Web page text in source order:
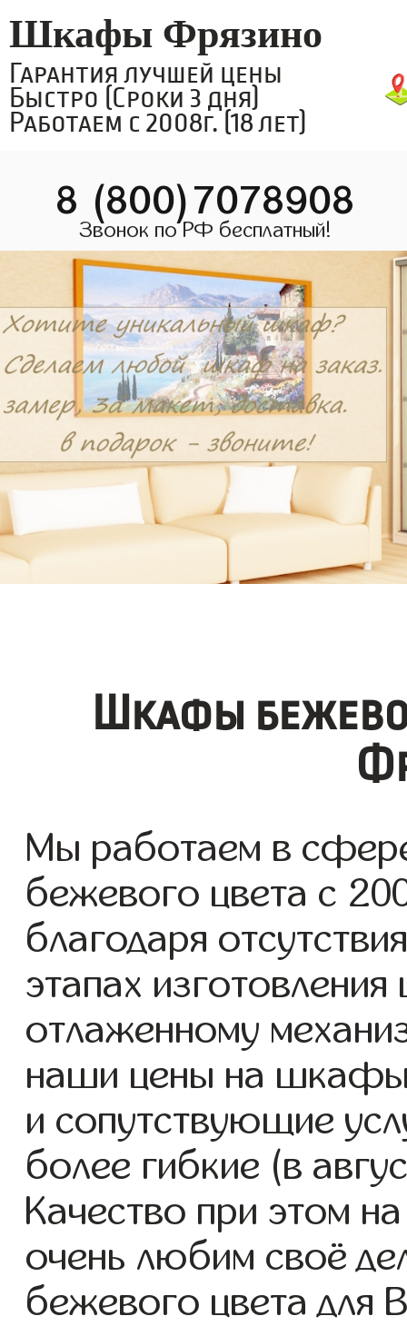
Шкафы Фрязино
Гарантия лучшей цены
Быстро (Сроки 3 дня)
Работаем с 2008г. (18 лет)
8 (800)7078908
Звонок по РФ бесплатный!
Шкафы
Мы работаем в
бежевого цвета с
благодаря
этапах
отлаженному
наши цены на шкафы
и сопутствующие
более гибкие (в
Качество при этом
очень любим своё
бежевого цвета для